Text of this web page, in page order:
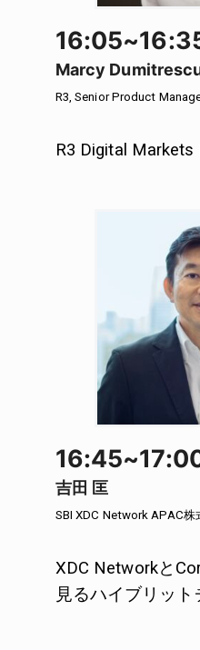
Marcy
R3, Senior Product
R3 Digital Markets
吉田 匡
SBI XDC Network APAC株
XDC Networkと
見るハイブリッ